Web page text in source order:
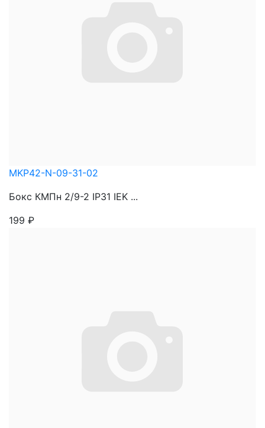
MKP42-N-09-31-02
Бокс КМПн 2/9-2 IP31 IEK ...
199 ₽